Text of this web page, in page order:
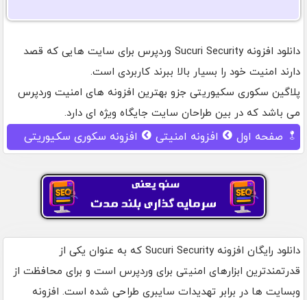
دانلود افزونه Sucuri Security وردپرس برای سایت هایی که قصد
دارند امنیت خود را بسیار بالا ببرند کاربردی است.
پلاگین سکوری سکیوریتی جزو بهترین افزونه های امنیت وردپرس
می باشد که در بین طراحان سایت جایگاه ویژه ای دارد.
صفحه اول افزونه امنیتی افزونه سکوری سکیوریتی
دانلود رایگان افزونه Sucuri Security که به عنوان یکی از
قدرتمندترین ابزارهای امنیتی برای وردپرس است و برای محافظت از
وبسایت ها در برابر تهدیدات سایبری طراحی شده است. افزونه